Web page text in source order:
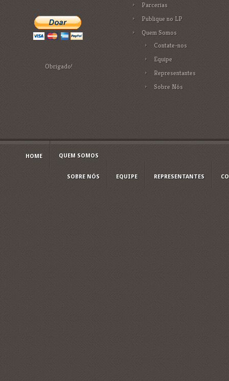
Obrigado!
Parcerias
Publique no LP
Quem Somos
Contate-nos
Equipe
Representantes
Sobre Nós
HOME QUEM SOMOS
SOBRE NÓS EQUIPE REPRESENTANTES